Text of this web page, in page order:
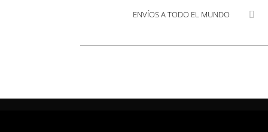
ENVÍOS A TODO EL MUNDO